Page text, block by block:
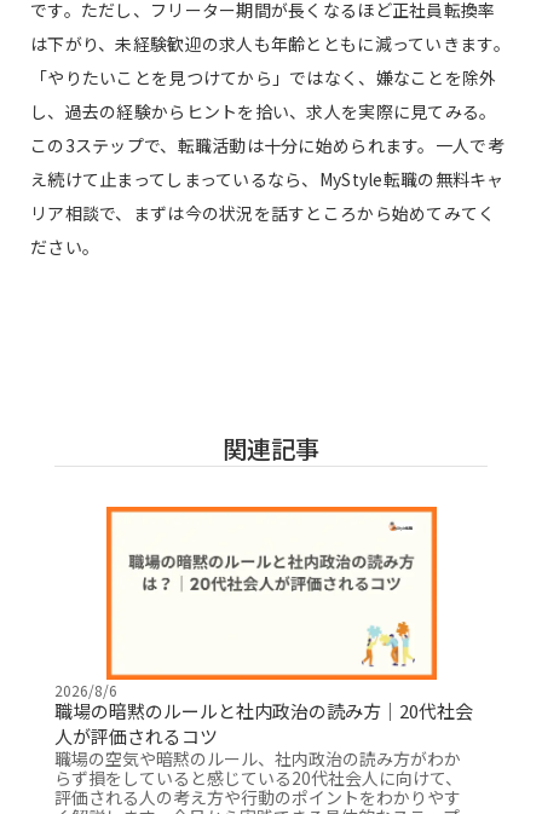
です。ただし、フリーター期間が長くなるほど正社員転換率
は下がり、未経験歓迎の求人も年齢とともに減っていきます。
「やりたいことを見つけてから」ではなく、嫌なことを除外
し、過去の経験からヒントを拾い、求人を実際に見てみる。
この3ステップで、転職活動は十分に始められます。一人で考
え続けて止まってしまっているなら、MyStyle転職の無料キャ
リア相談で、まずは今の状況を話すところから始めてみてく
ださい。
関連記事
2026/8/6
職場の暗黙のルールと社内政治の読み方｜20代社会
人が評価されるコツ
職場の空気や暗黙のルール、社内政治の読み方がわか
らず損をしていると感じている20代社会人に向けて、
評価される人の考え方や行動のポイントをわかりやす